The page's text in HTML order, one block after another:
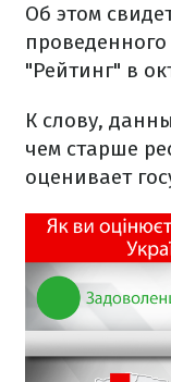
Об этом
"Рейтинг" в
К слову,
чем старше
оценивает